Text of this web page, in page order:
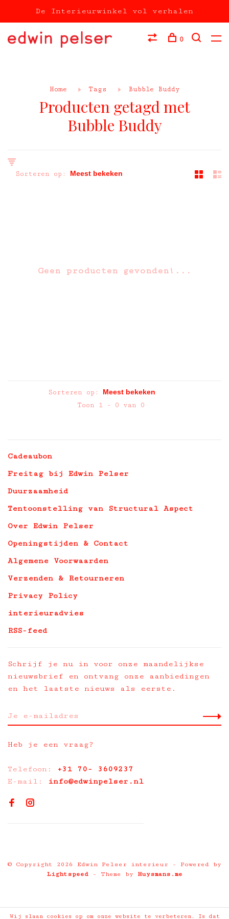
De Interieurwinkel vol verhalen
0
Home Tags Bubble Buddy
Producten getagd met
Bubble Buddy
Sorteren op:
Geen producten gevonden!...
Sorteren op:
Toon 1 - 0 van 0
Cadeaubon
Freitag bij Edwin Pelser
Duurzaamheid
Tentoonstelling van Structural Aspect
Over Edwin Pelser
Openingstijden & Contact
Algemene Voorwaarden
Verzenden & Retourneren
Privacy Policy
interieuradvies
RSS-feed
Schrijf je nu in voor onze maandelijkse
nieuwsbrief en ontvang onze aanbiedingen
en het laatste nieuws als eerste.
Heb je een vraag?
Telefoon: +31 70- 3609237
E-mail:
info@edwinpelser.nl
© Copyright 2026 Edwin Pelser interieur
- Powered by
Lightspeed- Theme by Huysmans.me
Wij slaan cookies op om onze website te verbeteren. Is dat